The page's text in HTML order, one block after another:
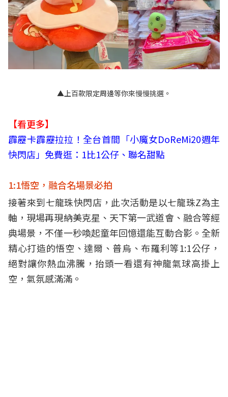
▲上百款限定周邊等你來慢慢挑選。
【看更多】
霹靂卡霹靂拉拉！全台首間「小魔女DoReMi20週年
快閃店」免費逛：1比1公仔、聯名甜點
1:1悟空，融合名場景必拍
接著來到七龍珠快閃店，此次活動是以七龍珠Z為主
軸，現場再現納美克星、天下第一武道會、融合等經
典場景，不僅一秒喚起童年回憶還能互動合影。全新
精心打造的悟空、達爾、普烏、布羅利等1:1公仔，
絕對讓你熱血沸騰，抬頭一看還有神龍氣球高掛上
空，氣氛感滿滿。